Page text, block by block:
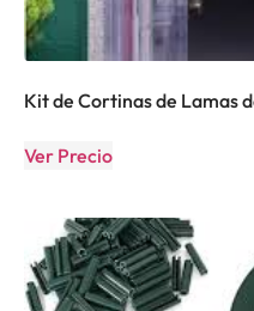
Kit de Cortinas de Lamas
Ver Precio